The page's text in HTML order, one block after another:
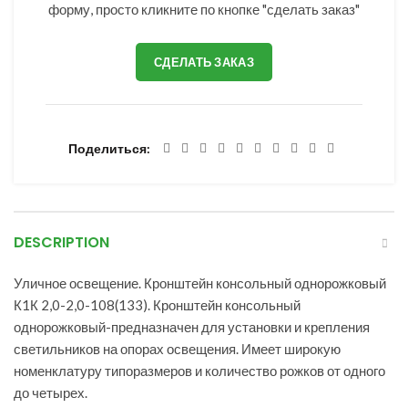
форму, просто кликните по кнопке "сделать заказ"
СДЕЛАТЬ ЗАКАЗ
Поделиться
DESCRIPTION
Уличное освещение. Кронштейн консольный однорожковый
К1К 2,0-2,0-108(133). Кронштейн консольный
однорожковый-предназначен для установки и крепления
светильников на опорах освещения. Имеет широкую
номенклатуру типоразмеров и количество рожков от одного
до четырех.